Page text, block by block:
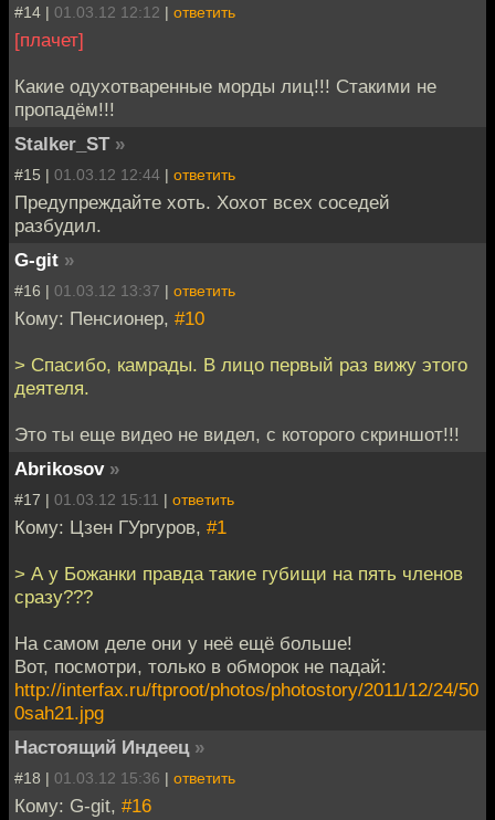
#14 | 01.03.12 12:12 | ответить
[плачет]
Какие одухотваренные морды лиц!!! Стакими не
пропадём!!!
Stalker_ST »
#15 | 01.03.12 12:44 | ответить
Предупреждайте хоть. Хохот всех соседей
разбудил.
G-git »
#16 | 01.03.12 13:37 | ответить
Кому: Пенсионер, #10
> Спасибо, камрады. В лицо первый раз вижу этого
деятеля.
Это ты еще видео не видел, с которого скриншот!!!
Abrikosov »
#17 | 01.03.12 15:11 | ответить
Кому: Цзен ГУргуров, #1
> А у Божанки правда такие губищи на пять членов
сразу???
На самом деле они у неё ещё больше!
Вот, посмотри, только в обморок не падай:
http://interfax.ru/ftproot/photos/photostory/2011/12/24/50
0sah21.jpg
Настоящий Индеец »
#18 | 01.03.12 15:36 | ответить
Кому: G-git, #16